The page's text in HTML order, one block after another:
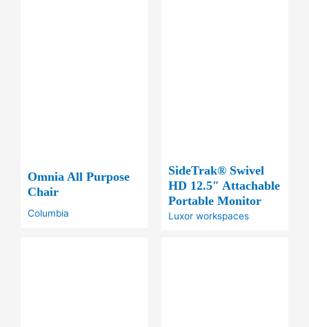
Omnia All Purpose
Chair
Columbia
SideTrak® Swivel
HD 12.5″ Attachable
Portable Monitor
Luxor workspaces